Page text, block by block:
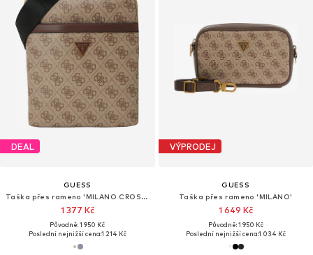
DEAL
GUESS
Taška přes rameno 'MILANO CROSSBODY FLAT'
1 377 Kč
Původně: 1 950 Kč
Poslední nejnižší cena:1 214 Kč
VÝPRODEJ
GUESS
Taška přes rameno 'MILANO'
1 649 Kč
Původně: 1 950 Kč
Poslední nejnižší cena:1 034 Kč